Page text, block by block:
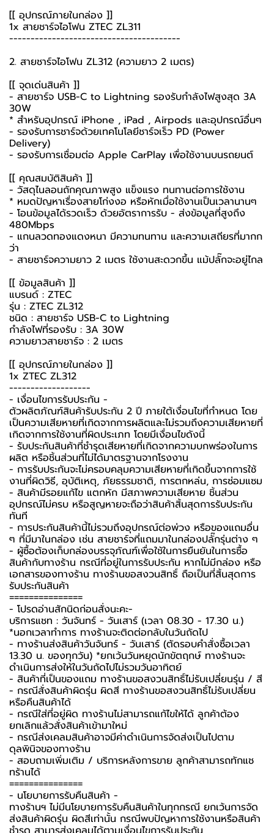
[[ อุปกรณ์ภายในกล่อง ]]
1x สายชาร์จไอโฟน ZTEC ZL311
----------------------------------------
2. สายชาร์จไอโฟน ZL312 (ความยาว 2 เมตร)
[[ จุดเด่นสินค้า ]]
- สายชาร์จ USB-C to Lightning รองรับกำลังไฟสูงสุด 3A
30W
* สำหรับอุปกรณ์ iPhone , iPad , Airpods และอุปกรณ์อื่นๆ
- รองรับการชาร์จด้วยเทคโนโลยีชาร์จเร็ว PD (Power
Delivery)
- รองรับการเชื่อมต่อ Apple CarPlay เพื่อใช้งานบนรถยนต์
[[ คุณสมบัติสินค้า ]]
- วัสดุไนลอนถักคุณภาพสูง แข็งแรง ทนทานต่อการใช้งาน
* หมดปัญหาเรื่องสายโก่งงอ หรือหักเมื่อใช้งานเป็นเวลานานๆ
- โอนข้อมูลได้รวดเร็ว ด้วยอัตราการรับ - ส่งข้อมูลที่สูงถึง
480Mbps
- แกนลวดทองแดงหนา มีความทนทาน และความเสถียรที่มากก
ว่า
- สายชาร์จความยาว 2 เมตร ใช้งานสะดวกขึ้น แม้ปลั๊กจะอยู่ไกล
[[ ข้อมูลสินค้า ]]
แบรนด์ : ZTEC
รุ่น : ZTEC ZL312
ชนิด : สายชาร์จ USB-C to Lightning
กำลังไฟที่รองรับ : 3A 30W
ความยาวสายชาร์จ : 2 เมตร
[[ อุปกรณ์ภายในกล่อง ]]
1x ZTEC ZL312
-------------------
-️ เงื่อนไขการรับประกัน -️
ตัวผลิตภัณฑ์สินค้ารับประกัน 2 ปี ภายใต้เงื่อนไขที่กำหนด โดย
เป็นความเสียหายที่เกิดจากการผลิตและไม่รวมถึงความเสียหายที่
เกิดจากการใช้งานที่ผิดประเภท โดยมีเงื่อนไขดังนี้
- รับประกันสินค้าที่ชำรุดเสียหายที่เกิดจากความบกพร่องในการ
ผลิต หรือชิ้นส่วนที่ไม่ได้มาตรฐานจากโรงงาน
- การรับประกันจะไม่ครอบคลุมความเสียหายที่เกิดขึ้นจากการใช้
งานที่ผิดวิธี, อุบัติเหตุ, ภัยธรรมชาติ, การตกหล่น, การซ่อมแซม
- สินค้ามีรอยแก้ไข แตกหัก มีสภาพความเสียหาย ชิ้นส่วน
อุปกรณ์ไม่ครบ หรือสูญหายจะถือว่าสินค้าสิ้นสุดการรับประกัน
ทันที
- การประกันสินค้านี้ไม่รวมถึงอุปกรณ์ต่อพ่วง หรือของแถมอื่น
ๆ ที่มีมาในกล่อง เช่น สายชาร์จที่แถมมาในกล่องปลั๊กรุ่นต่าง ๆ
-️ ผู้ซื้อต้องเก็บกล่องบรรจุภัณฑ์เพื่อใช้ในการยืนยันในการซื้อ
สินค้ากับทางร้าน กรณีที่อยู่ในการรับประกัน หากไม่มีกล่อง หรือ
เอกสารของทางร้าน ทางร้านขอสงวนสิทธิ์ ถือเป็นที่สิ้นสุดการ
รับประกันสินค้า
===============
-️ โปรดอ่านสักนิดก่อนสั่งนะคะ-️
บริการแชท : วันจันทร์ - วันเสาร์ (เวลา 08.30 - 17.30 น.)
*นอกเวลาทำการ ทางร้านจะติดต่อกลับในวันถัดไป
- ทางร้านส่งสินค้าวันจันทร์ - วันเสาร์ (ตัดรอบคำสั่งซื้อเวลา
13.30 น. ของทุกวัน) *ยกเว้นวันหยุดนักขัตฤกษ์ ทางร้านจะ
ดำเนินการส่งให้ในวันถัดไปไม่รวมวันอาทิตย์
- สินค้าที่เป็นของแถม ทางร้านขอสงวนสิทธิ์ไม่รับเปลี่ยนรุ่น / สี
- กรณีสั่งสินค้าผิดรุ่น ผิดสี ทางร้านขอสงวนสิทธิ์ไม่รับเปลี่ยน
หรือคืนสินค้าได้
- กรณีใส่ที่อยู่ผิด ทางร้านไม่สามารถแก้ไขให้ได้ ลูกค้าต้อง
ยกเลิกแล้วสั่งสินค้าเข้ามาใหม่
- กรณีส่งเคลมสินค้าอาจมีค่าดำเนินการจัดส่งเป็นไปตาม
ดุลพินิจของทางร้าน
- สอบถามเพิ่มเติม / บริการหลังการขาย ลูกค้าสามารถทักแช
ทร้านได้
===============
-️ นโยบายการรับคืนสินค้า -️
ทางร้านฯ ไม่มีนโยบายการรับคืนสินค้าในทุกกรณี ยกเว้นการจัด
ส่งสินค้าผิดรุ่น ผิดสีเท่านั้น กรณีพบปัญหาการใช้งานหรือสินค้า